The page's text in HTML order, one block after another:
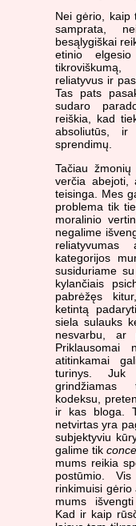
Nei gėrio, kaip
samprata,
besąlygiškai
etinio
reliatyvus ir
Tas pats
sudaro
reiškia, kad
absoliutūs,
sprendimų.
Tačiau
verčia abejoti,
teisinga. Mes
problema tik
moralinio
negalime
kategorijos
susiduriame
kylančiais
pabrėžęs
ketintą
siela sulauks
nesvarbu, ar
atitinkamai
turinys. Juk
grindžiamas
kodeksu,
ir kas bloga.
netvirtas yra
subjektyviu
galime tik
mums reikia
postūmio.
rinkimuisi
mums
Kad ir kaip